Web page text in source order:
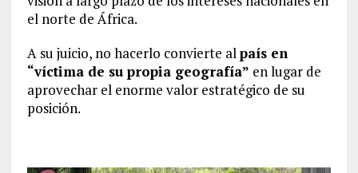
el norte de África.
A su juicio, no hacerlo convierte alpaís en
“víctima de su propia geografía” en lugar de
aprovechar el enorme valor estratégico de su
posición.